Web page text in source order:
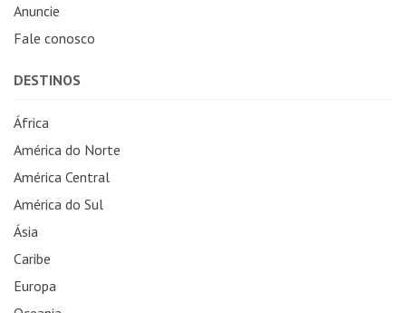
Anuncie
Fale conosco
DESTINOS
África
América do Norte
América Central
América do Sul
Ásia
Caribe
Europa